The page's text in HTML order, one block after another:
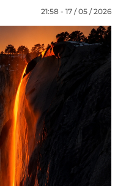
21:58 - 17 / 05 / 2026